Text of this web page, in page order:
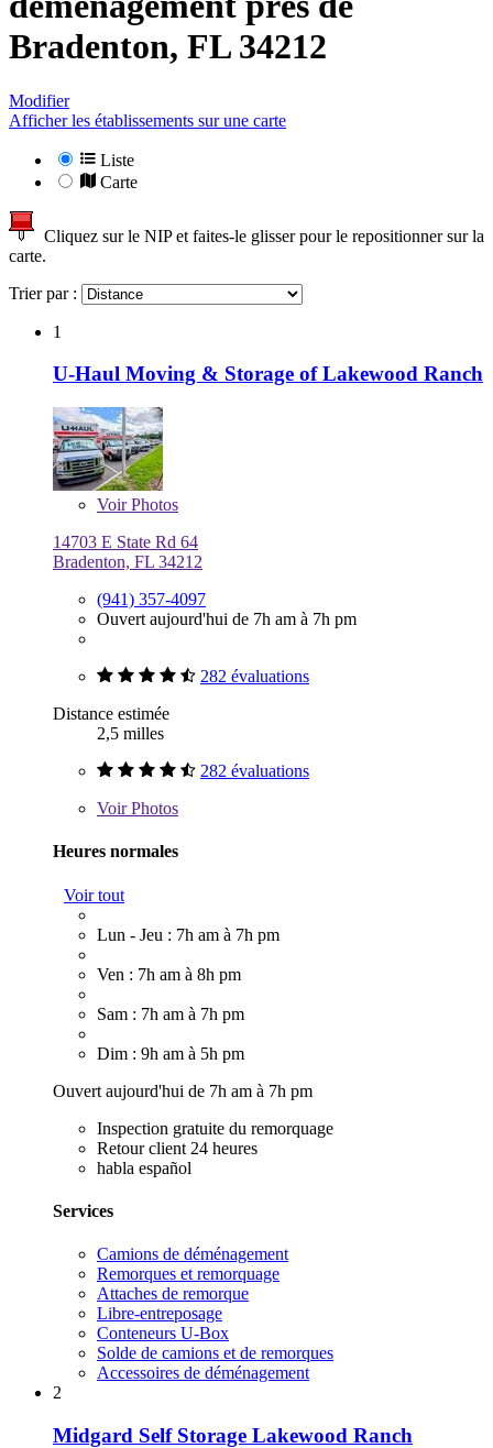
Bradenton, FL 34212
Modifier
Afficher les établissements sur une carte
Liste
Carte
Cliquez sur le NIP et faites-le glisser pour le repositionner sur la
carte.
Trier par :
1
U-Haul Moving & Storage of Lakewood Ranch
VoirPhotos
14703 E State Rd 64
Bradenton, FL 34212
(941) 357-4097
Ouvert aujourd'hui de 7h am à 7h pm
282 évaluations
Distance estimée
2,5 milles
282 évaluations
VoirPhotos
Heures normales
Voir tout
Lun - Jeu : 7h am à 7h pm
Ven : 7h am à 8h pm
Sam : 7h am à 7h pm
Dim : 9h am à 5h pm
Ouvert aujourd'hui de 7h am à 7h pm
Inspection gratuite du remorquage
Retour client 24 heures
habla español
Services
Camions de déménagement
Remorques et remorquage
Attaches de remorque
Libre-entreposage
Conteneurs U-Box
Solde de camions et de remorques
Accessoires de déménagement
2
Midgard Self Storage Lakewood Ranch